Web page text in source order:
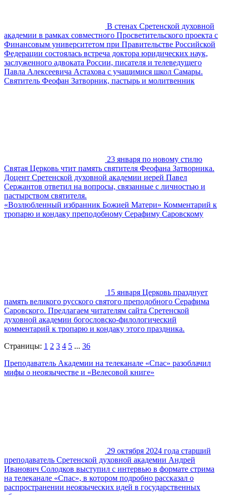
В стенах Сретенской духовной
академии в рамках совместного Просветительского проекта с
Финансовым университетом при Правительстве Российской
Федерации состоялась встреча доктора юридических наук,
заслуженного адвоката России, писателя и телеведущего
Павла Алексеевича Астахова с учащимися школ Самары.
Святитель Феофан Затворник, пастырь и молитвенник
23 января по новому стилю
Святая Церковь чтит память святителя Феофана Затворника.
Доцент Сретенской духовной академии иерей Павел
Сержантов ответил на вопросы, связанные с личностью и
пастырством святителя.
«Возлюбленный избранник Божией Матери» Комментарий к
тропарю и кондаку преподобному Серафиму Саровскому
15 января Церковь празднует
память великого русского святого преподобного Серафима
Саровского. Предлагаем читателям сайта Сретенской
духовной академии богословско-филологический
комментарий к тропарю и кондаку этого праздника.
Страницы: 1 2 3 4 5 ... 36
Преподаватель Академии на телеканале «Спас» разоблачил
мифы о неоязычестве и «Велесовой книге»
29 октября 2024 года старший
преподаватель Сретенской духовной академии Андрей
Иванович Солодков выступил с интервью в формате стрима
на телеканале «Спас», в котором подробно рассказал о
распространении неоязыческих идей в государственных